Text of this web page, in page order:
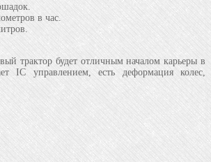
в час.
трактор будет отличным началом карьеры в
IC управлением, есть деформация колес,